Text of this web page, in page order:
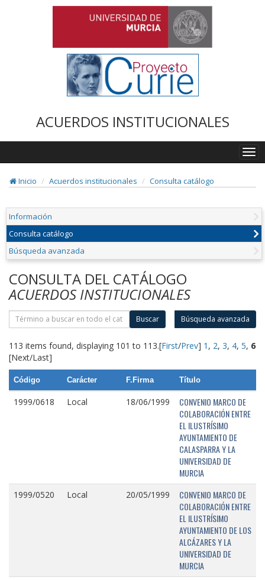
ACUERDOS INSTITUCIONALES
Inicio
Acuerdos institucionales Consulta catálogo
Información
Consulta catálogo
Búsqueda avanzada
CONSULTA DEL CATÁLOGO
ACUERDOS INSTITUCIONALES
Buscar Búsqueda avanzada
113 items found, displaying 101 to 113.[First/Prev] 1 , 2, 3, 4, 5, 6
[Next/Last]
Código Carácter F.Firma Título
1999/0618 Local 18/06/1999
CONVENIO MARCO DE
COLABORACIÓN ENTRE
EL ILUSTRÍSIMO
AYUNTAMIENTO DE
CALASPARRA Y LA
UNIVERSIDAD DE
MURCIA
1999/0520 Local 20/05/1999
CONVENIO MARCO DE
COLABORACIÓN ENTRE
EL ILUSTRÍSIMO
AYUNTAMIENTO DE LOS
ALCÁZARES Y LA
UNIVERSIDAD DE
MURCIA